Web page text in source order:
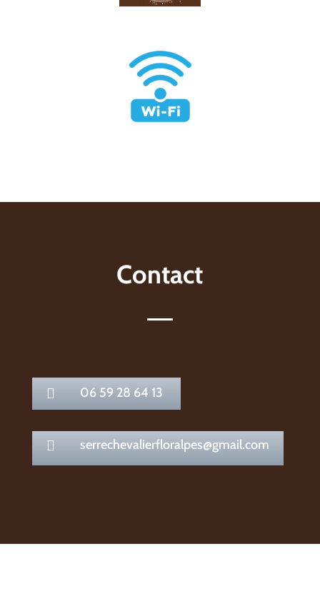
Contact
 06 59 28 64 13
 serrechevalierfloralpes@gmail.com